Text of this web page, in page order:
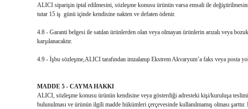
ALICI siparişin iptal edilmesini, sözleşme konusu ürünün varsa emsali ile
tutar 15 iş günü içinde kendisine nakten ve defaten ödenir.
4.8 - Garanti belgesi ile satılan ürünlerden olan veya olmayan ürünlerin arızalı veya
karşılanacaktır.
4.9 - İşbu sözleşme,ALICI tarafından imzalanıp Ekstrem Akvaryum’a faks veya posta
MADDE 5 - CAYMA HAKKI
ALICI, sözleşme konusu ürünün kendisine veya gösterdiği adresteki kişi/kuruluşa
bulunulması ve ürünün ilgili madde hükümleri çerçevesinde kullanılmamış olması